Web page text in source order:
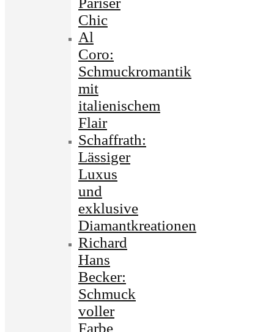
Chic
Al
Coro:
Schmuckromantik
mit
italienischem
Flair
Schaffrath:
Lässiger
Luxus
und
exklusive
Diamantkreationen
Richard
Hans
Becker:
Schmuck
voller
Farbe